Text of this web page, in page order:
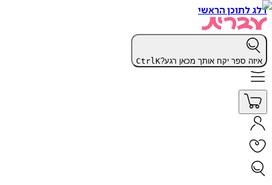
דלג לתוכן הראשי
איזה ספר יקח אותך מכאן רגע? CtrlK